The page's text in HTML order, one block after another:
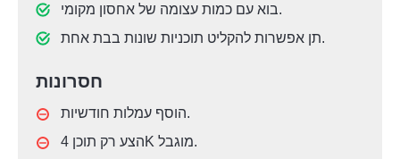
בוא עם כמות עצומה של אחסון מקומי.
תן אפשרות להקליט תוכניות שונות בבת אחת.
חסרונות
הוסף עמלות חודשיות.
הצע רק תוכן 4K מוגבל.